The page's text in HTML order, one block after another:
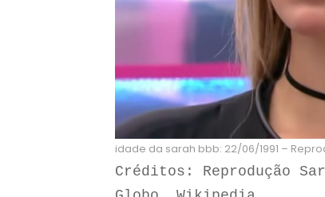
idade da sarah bbb: 22/06/1991 –
Créditos: Reprodução